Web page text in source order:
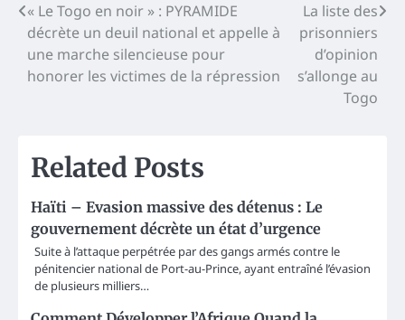
Post
navigation
« Le Togo en noir » : PYRAMIDE
décrète un deuil national et appelle à
une marche silencieuse pour
honorer les victimes de la répression
La liste des
prisonniers
d’opinion
s’allonge au
Togo
Related Posts
Haïti – Evasion massive des détenus : Le
gouvernement décrète un état d’urgence
Suite à l’attaque perpétrée par des gangs armés contre le
pénitencier national de Port-au-Prince, ayant entraîné l’évasion
de plusieurs milliers…